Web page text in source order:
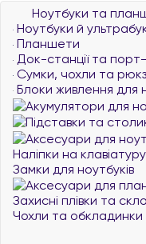
Ноутбуки та
Ноутбуки й
Планшети
Док-станції та
Сумки, чохли та
Блоки живлення для
Наліпки на клавіатуру
Замки для ноутбуків
Захисні плівки та
Чохли та обкладинки